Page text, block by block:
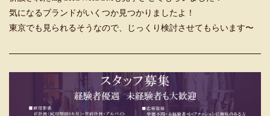
気になるブランドがいくつか見つかりましたよ！
東京でも見られるそうなので、じっくり検討させてもらいます〜